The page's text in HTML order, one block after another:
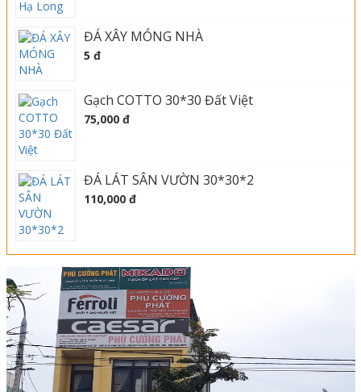
ĐÁ XÂY MÓNG NHÀ
5 đ
Gạch COTTO 30*30 Đất Việt
75,000 đ
ĐÁ LÁT SÂN VƯỜN 30*30*2
110,000 đ